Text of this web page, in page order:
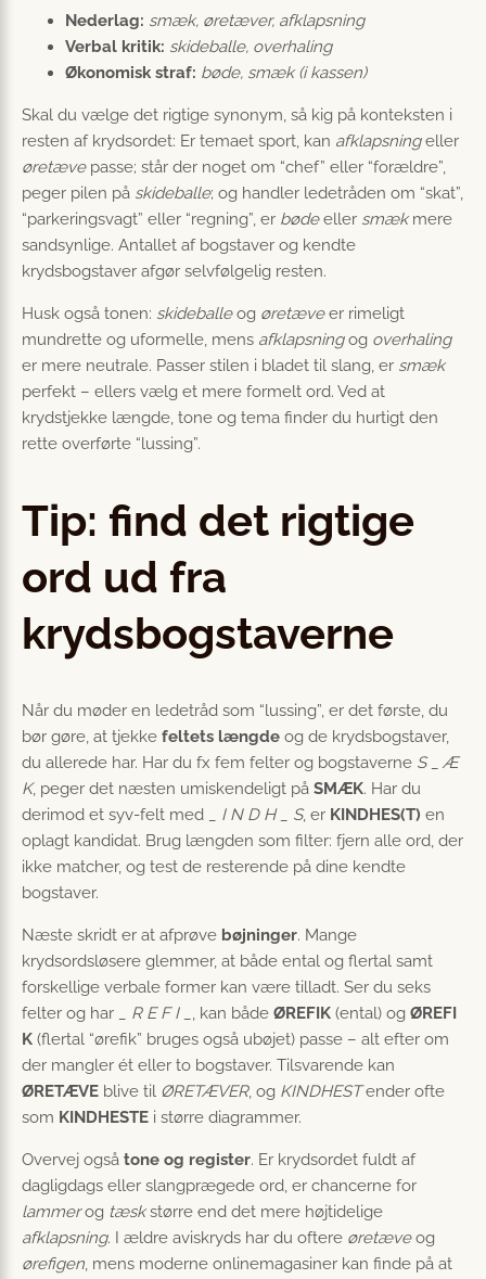
Nederlag: smæk, øretæver, afklapsning
Verbal kritik: skideballe, overhaling
Økonomisk straf: bøde, smæk (i kassen)
Skal du vælge det rigtige synonym, så kig på konteksten i
resten af krydsordet: Er temaet sport, kan afklapsningeller
øretævepasse; står der noget om “chef” eller “forældre”,
peger pilen på skideballe; og handler ledetråden om “skat”,
“parkeringsvagt” eller “regning”, er bødeeller smækmere
sandsynlige. Antallet af bogstaver og kendte
krydsbogstaver afgør selvfølgelig resten.
Husk også tonen: skideballeog øretæveer rimeligt
mundrette og uformelle, mens afklapsningog overhaling
er mere neutrale. Passer stilen i bladet til slang, er smæk
perfekt – ellers vælg et mere formelt ord. Ved at
krydstjekke længde, tone og tema finder du hurtigt den
rette overførte “lussing”.
Tip: find det rigtige
ord ud fra
krydsbogstaverne
Når du møder en ledetråd som “lussing”, er det første, du
bør gøre, at tjekke feltets længde og de krydsbogstaver,
du allerede har. Har du fx fem felter og bogstaverne S _ Æ
K, peger det næsten umiskendeligt på SMÆK. Har du
derimod et syv-felt med
_ I N D H _ S, er KINDHES(T) en
oplagt kandidat. Brug længden som filter: fjern alle ord, der
ikke matcher, og test de resterende på dine kendte
bogstaver.
Næste skridt er at afprøve bøjninger. Mange
krydsordsløsere glemmer, at både ental og flertal samt
forskellige verbale former kan være tilladt. Ser du seks
felter og har
_ R E F I _ , kan både ØREFIK (ental) og ØREFI
K (flertal “ørefik” bruges også ubøjet) passe – alt efter om
der mangler ét eller to bogstaver. Tilsvarende kan
ØRETÆVE blive til ØRETÆVER, og KINDHESTender ofte
som KINDHESTE i større diagrammer.
Overvej også tone og register. Er krydsordet fuldt af
dagligdags eller slangprægede ord, er chancerne for
lammerog tæskstørre end det mere højtidelige
afklapsning. I ældre aviskryds har du oftere øretæveog
ørefigen, mens moderne onlinemagasiner kan finde på at